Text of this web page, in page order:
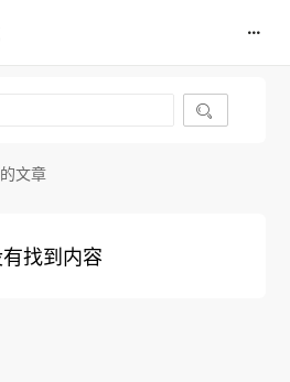

文章
找到内容